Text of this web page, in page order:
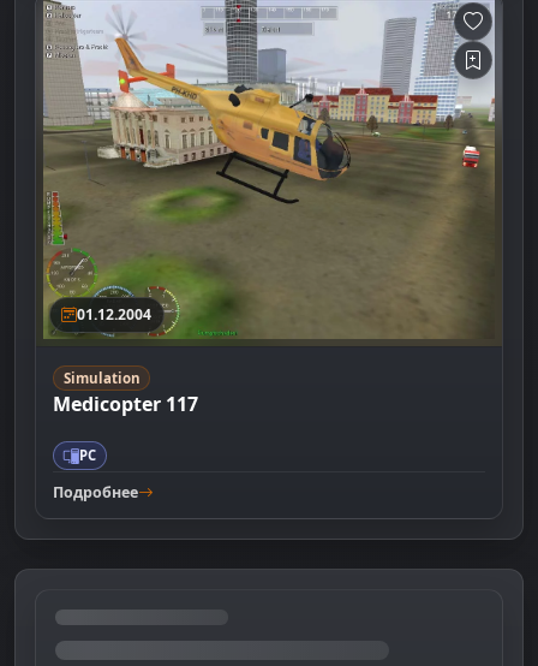
01.12.2004
Simulation
Medicopter 117
PC
Подробнее